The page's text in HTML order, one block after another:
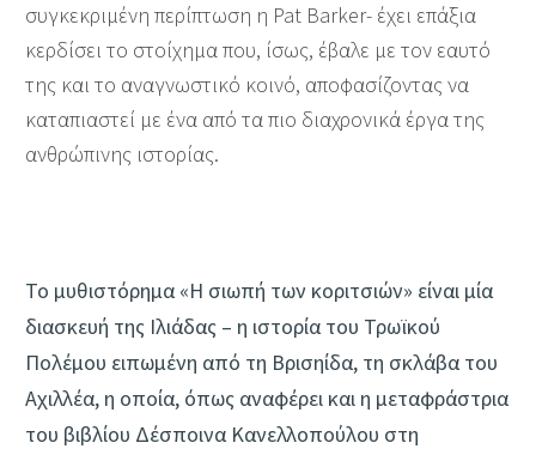
συγκεκριμένη περίπτωση η Pat Barker- έχει επάξια
κερδίσει το στοίχημα που, ίσως, έβαλε με τον εαυτό
της και το αναγνωστικό κοινό, αποφασίζοντας να
καταπιαστεί με ένα από τα πιο διαχρονικά έργα της
ανθρώπινης ιστορίας.
Το μυθιστόρημα «Η σιωπή των κοριτσιών» είναι μία
διασκευή της Ιλιάδας – η ιστορία του Τρωϊκού
Πολέμου ειπωμένη από τη Βρισηίδα, τη σκλάβα του
Αχιλλέα, η οποία, όπως αναφέρει και η μεταφράστρια
του βιβλίου Δέσποινα Κανελλοπούλου στη